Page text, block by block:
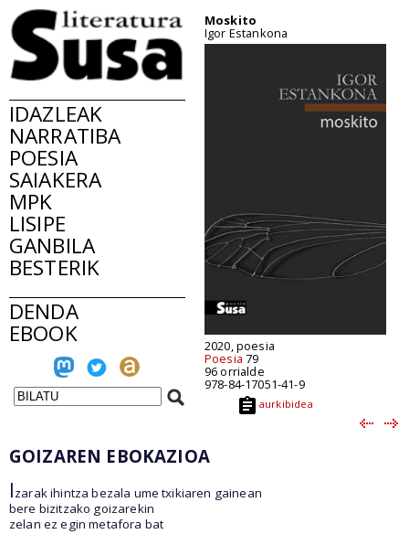
IDAZLEAK
NARRATIBA
POESIA
SAIAKERA
MPK
LISIPE
GANBILA
BESTERIK
DENDA
EBOOK
Moskito
Igor Estankona
2020, poesia
Poesia 79
96 orrialde
978-84-17051-41-9
aurkibidea
GOIZAREN EBOKAZIOA
Izarak ihintza bezala ume txikiaren gainean
bere bizitzako goizarekin
zelan ez egin metafora bat